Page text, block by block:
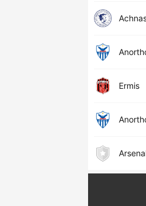
Ermis